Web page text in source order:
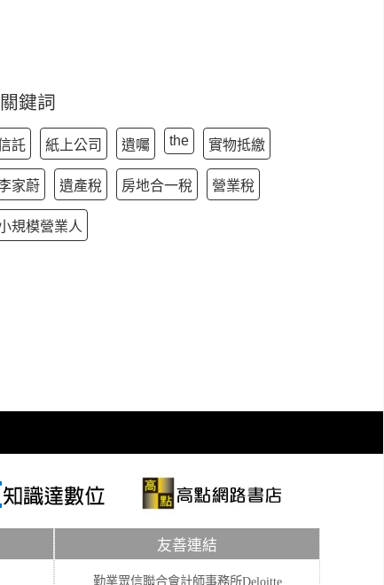
關鍵詞
託 紙上公司 遺囑 the 實物抵繳
家蔚 遺產稅 房地合一稅 營業稅
規模營業人
友善連結
勤業眾信聯合會計師事務所Deloitte